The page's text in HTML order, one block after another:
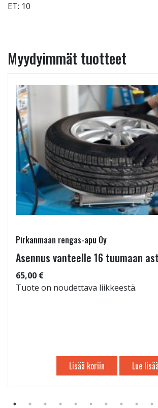
ET: 10
Myydyimmät tuotteet
Pirkanmaan rengas-apu Oy
Asennus vanteelle 16 tuumaan
65,00 €
Tuote on noudettava liikkeestä.
Lisää koriin Lue lisää